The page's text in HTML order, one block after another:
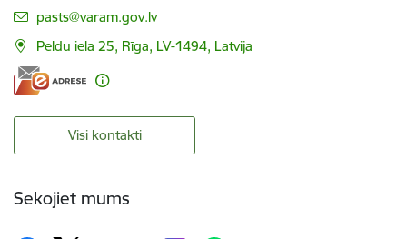
E-pasts:
pasts@varam.gov.lv
Peldu iela 25, Rīga, LV-1494, Latvija
Visi kontakti
Sekojiet mums